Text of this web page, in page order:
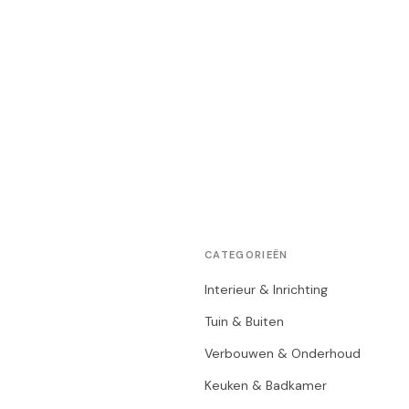
CATEGORIEËN
Interieur & Inrichting
Tuin & Buiten
Verbouwen & Onderhoud
Keuken & Badkamer